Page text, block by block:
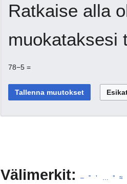
Ratkaise alla
muokataksesi
78−5 =
Välimerkit: – ” ’ ° ≈